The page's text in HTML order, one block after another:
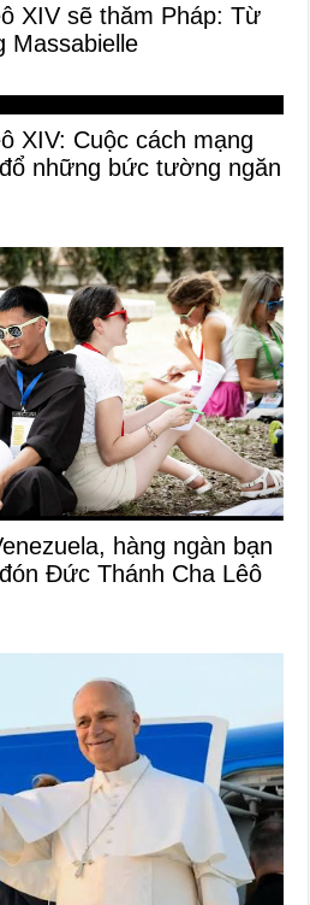
XIV sẽ thăm Pháp: Từ
Massabielle
XIV: Cuộc cách mạng
những bức tường ngăn
hàng ngàn bạn
Đức Thánh Cha Lêô